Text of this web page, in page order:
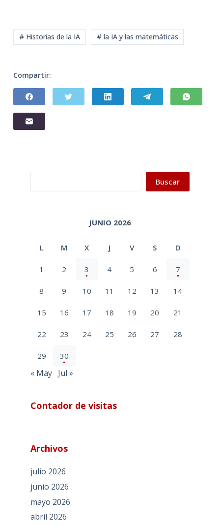
# Historias de la IA # la IA y las matemáticas
Compartir:
Buscar
JUNIO 2026
L M X J V S D
1 2 3 4 5 6 7
8 9 10 11 12 13 14
15 16 17 18 19 20 21
22 23 24 25 26 27 28
29 30
« May Jul »
Contador de visitas
Archivos
julio 2026
junio 2026
mayo 2026
abril 2026